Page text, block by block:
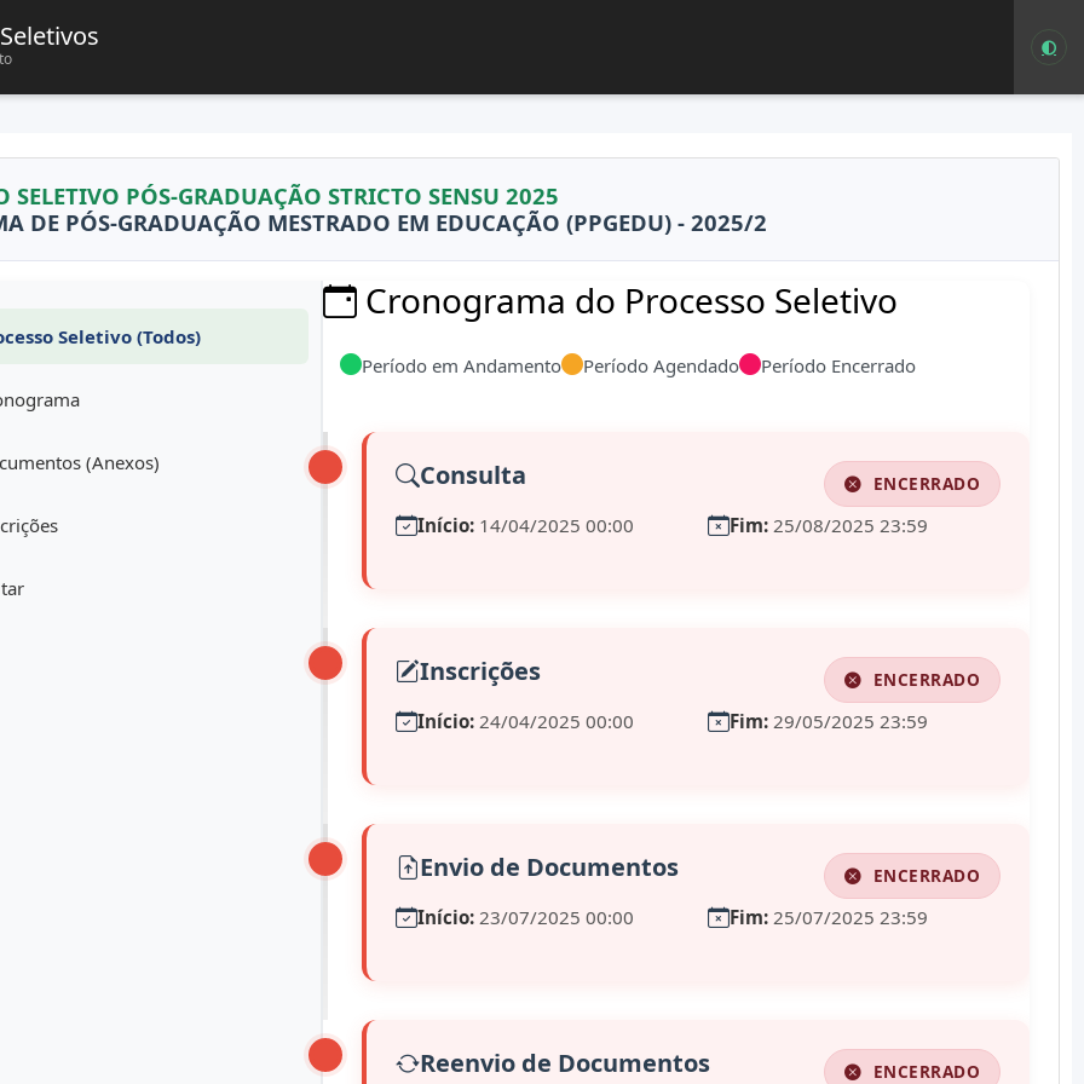
SELETIVO PÓS-GRADUAÇÃO STRICTO SENSU 2025
DE PÓS-GRADUAÇÃO MESTRADO EM EDUCAÇÃO (PPGEDU) - 2025/2
Seletivo (Todos)
(Anexos)
Cronograma do Processo Seletivo
Período em Andamento Período Agendado Período Encerrado
Consulta ENCERRADO
Início: 14/04/2025 00:00 Fim: 25/08/2025 23:59
Inscrições ENCERRADO
Início: 24/04/2025 00:00 Fim: 29/05/2025 23:59
Envio de Documentos ENCERRADO
Início: 23/07/2025 00:00 Fim: 25/07/2025 23:59
Reenvio de Documentos ENCERRADO